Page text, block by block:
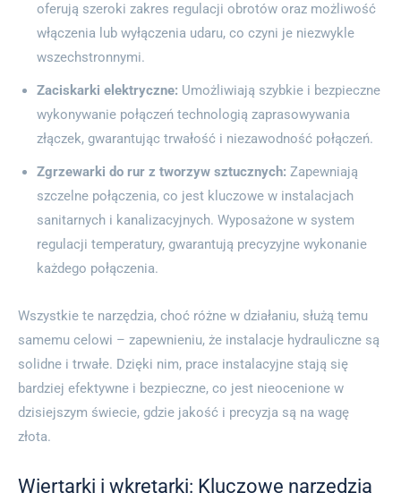
oferują szeroki zakres regulacji obrotów oraz możliwość
włączenia lub wyłączenia udaru, co czyni je niezwykle
wszechstronnymi.
Zaciskarki elektryczne: Umożliwiają szybkie i bezpieczne
wykonywanie połączeń technologią zaprasowywania
złączek, gwarantując trwałość i niezawodność połączeń.
Zgrzewarki do rur z tworzyw sztucznych: Zapewniają
szczelne połączenia, co jest kluczowe w instalacjach
sanitarnych i kanalizacyjnych. Wyposażone w system
regulacji temperatury, gwarantują precyzyjne wykonanie
każdego połączenia.
Wszystkie te narzędzia, choć różne w działaniu, służą temu
samemu celowi – zapewnieniu, że instalacje hydrauliczne są
solidne i trwałe. Dzięki nim, prace instalacyjne stają się
bardziej efektywne i bezpieczne, co jest nieocenione w
dzisiejszym świecie, gdzie jakość i precyzja są na wagę
złota.
Wiertarki i wkrętarki: Kluczowe narzędzia